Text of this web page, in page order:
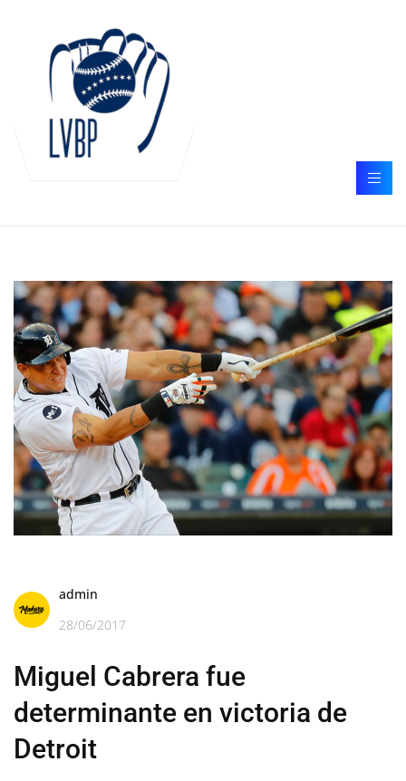
admin
28/06/2017
Miguel Cabrera fue
determinante en victoria de
Detroit